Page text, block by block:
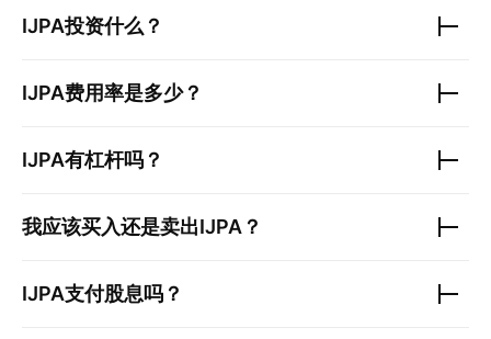
IJPA投资什么？
IJPA费用率是多少？
IJPA有杠杆吗？
我应该买入还是卖出IJPA ？
IJPA支付股息吗？